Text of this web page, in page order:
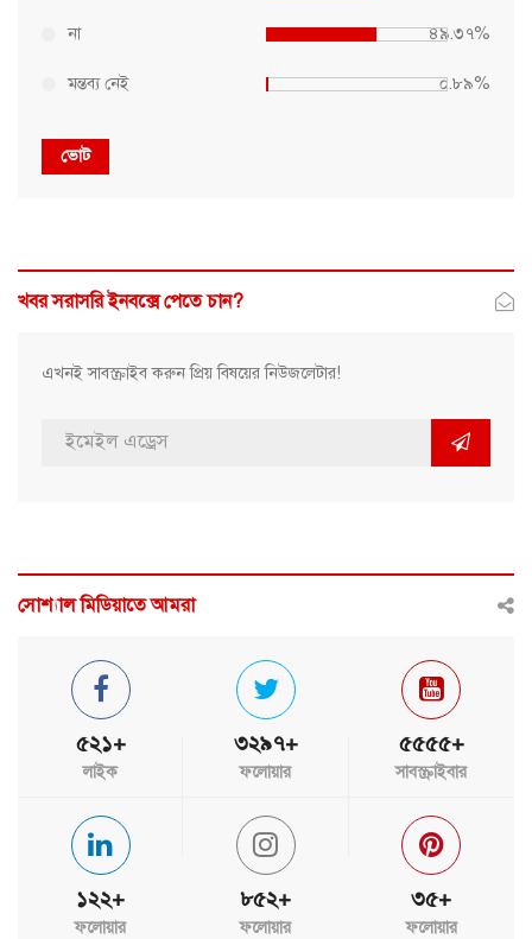
না ৪৯.৩৭%
মন্তব্য নেই ০.৮৯%
ভোট
খবর সরাসরি ইনবক্সে পেতে চান?
এখনই সাবস্ক্রাইব করুন প্রিয় বিষয়ের নিউজলেটার!
সোশ্যাল মিডিয়াতে আমরা
৫২১+
লাইক
৩২৯৭+
ফলোয়ার
৫৫৫৫+
সাবস্ক্রাইবার
১২২+
ফলোয়ার
৮৫২+
ফলোয়ার
৩৫+
ফলোয়ার